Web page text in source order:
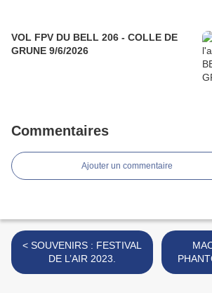
VOL FPV DU BELL 206 - COLLE DE
GRUNE 9/6/2026
Commentaires
Ajouter un commentaire
< SOUVENIRS : FESTIVAL
DE L’AIR 2023.
DE